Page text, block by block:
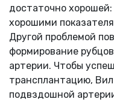
достаточно
хорошими
Другой проблемой
формирование
артерии. Чтобы
трансплантацию,
подвздошной